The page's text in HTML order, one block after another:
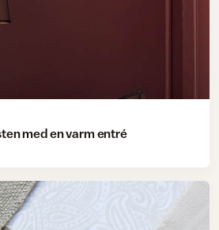
med en varm entré